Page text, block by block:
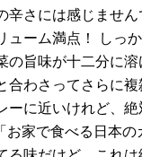
辛さには感じませ
ューム満点！ しっか
の旨味が十二分に
合わさってさらに
ーに近いけれど、
お家で食べる日本の